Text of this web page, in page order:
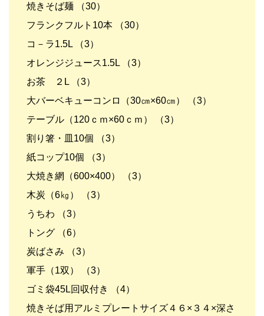
焼きそば麺 （30）
フランクフルト10本 （30）
コ－ラ1.5L （3）
オレンジジュース1.5L （3）
お茶 ２L （3）
大バーベキューコンロ（30㎝×60㎝） （3）
テーブル（120ｃｍ×60ｃｍ） （3）
割り箸・皿10個 （3）
紙コップ10個 （3）
大焼き網（600×400） （3）
木炭（6㎏） （3）
うちわ （3）
トング （6）
炭ばさみ （3）
軍手（1双） （3）
ゴミ袋45L回収付き （4）
焼きそば用アルミプレートサイズ４６×３４×深さ